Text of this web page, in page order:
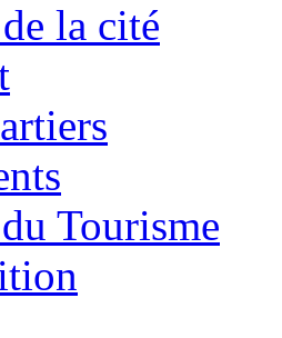
la cité
Tourisme